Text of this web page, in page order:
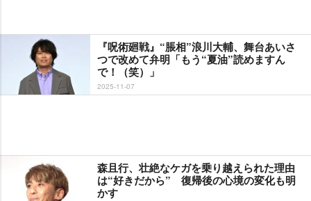
『呪術廻戦』“脹相”浪川大輔、舞台あいさ
つで改めて弁明「もう“夏油”読めますん
で！（笑）」
2025-11-07
森且行、壮絶なケガを乗り越えられた理由
は“好きだから” 復帰後の心境の変化も明
かす